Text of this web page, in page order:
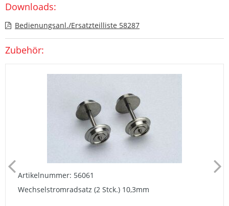
Downloads:
Bedienungsanl./Ersatzteilliste 58287
Zubehör:
Artikelnummer: 56061
Wechselstromradsatz (2 Stck.) 10,3mm